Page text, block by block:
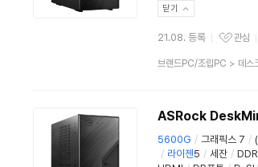
닫기
21.08. 등록
관심상품
관심
상
브랜드PC/조립PC > 데스
ASRock
5600G / 그래픽스 7 /
/ 라이젠5 / 세잔 /